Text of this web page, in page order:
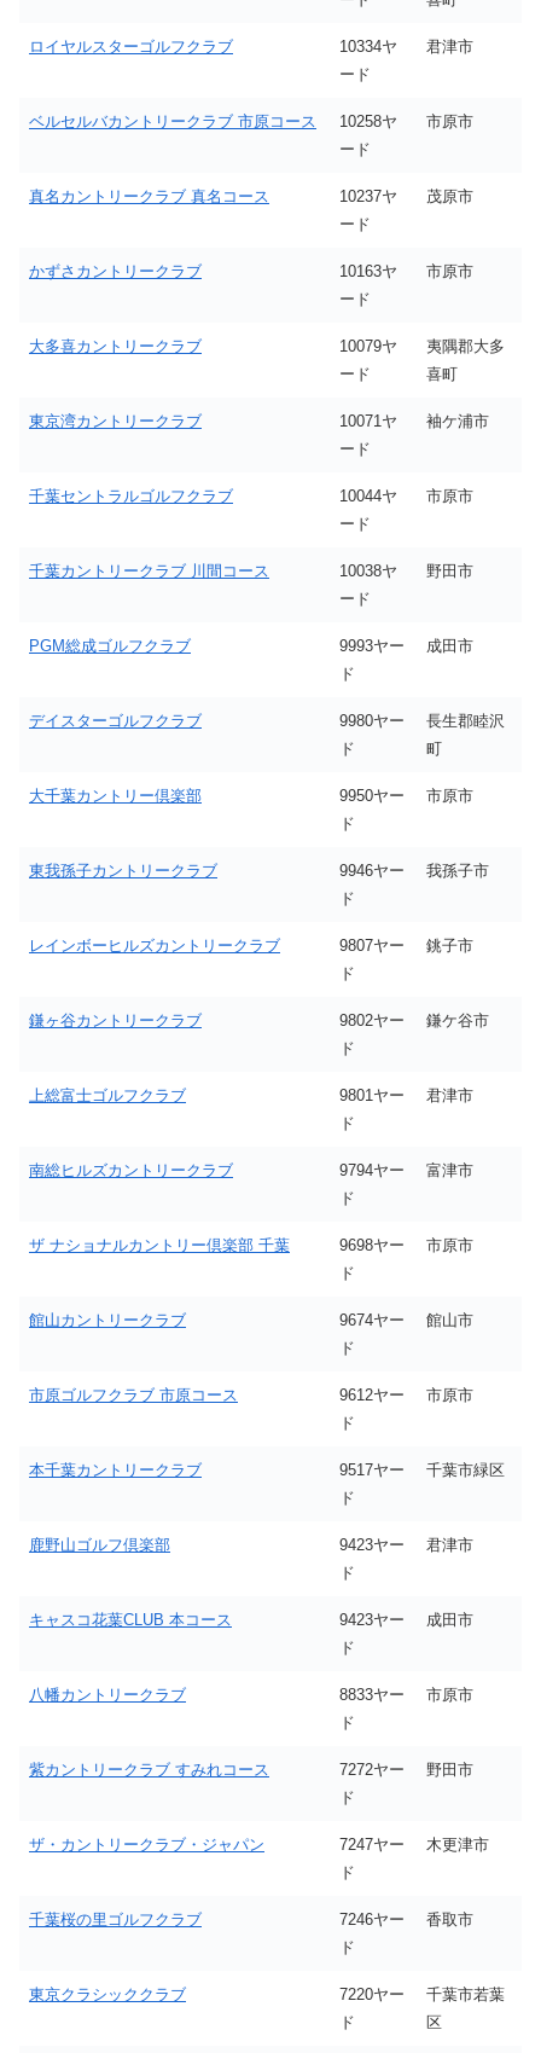
ロイヤルスターゴルフクラブ
10334ヤ
ード
君津市
ベルセルバカントリークラブ 市原コース
10258ヤ
ード
市原市
真名カントリークラブ 真名コース
10237ヤ
ード
茂原市
かずさカントリークラブ
10163ヤ
ード
市原市
大多喜カントリークラブ
10079ヤ
ード
夷隅郡大多
喜町
東京湾カントリークラブ
10071ヤ
ード
袖ケ浦市
千葉セントラルゴルフクラブ
10044ヤ
ード
市原市
千葉カントリークラブ 川間コース
10038ヤ
ード
野田市
PGM総成ゴルフクラブ
9993ヤー
ド
成田市
デイスターゴルフクラブ
9980ヤー
ド
長生郡睦沢
町
大千葉カントリー倶楽部
9950ヤー
ド
市原市
東我孫子カントリークラブ
9946ヤー
ド
我孫子市
レインボーヒルズカントリークラブ
9807ヤー
ド
銚子市
鎌ヶ谷カントリークラブ
9802ヤー
ド
鎌ケ谷市
上総富士ゴルフクラブ
9801ヤー
ド
君津市
南総ヒルズカントリークラブ
9794ヤー
ド
富津市
ザ ナショナルカントリー倶楽部 千葉
9698ヤー
ド
市原市
館山カントリークラブ
9674ヤー
ド
館山市
市原ゴルフクラブ 市原コース
9612ヤー
ド
市原市
本千葉カントリークラブ
9517ヤー
ド
千葉市緑区
鹿野山ゴルフ倶楽部
9423ヤー
ド
君津市
キャスコ花葉CLUB 本コース
9423ヤー
ド
成田市
八幡カントリークラブ
8833ヤー
ド
市原市
紫カントリークラブ すみれコース
7272ヤー
ド
野田市
ザ・カントリークラブ・ジャパン
7247ヤー
ド
木更津市
千葉桜の里ゴルフクラブ
7246ヤー
ド
香取市
東京クラシッククラブ
7220ヤー
ド
千葉市若葉
区